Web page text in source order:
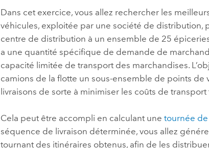
Dans cet exercice, vous allez rechercher les
véhicules, exploitée par une société de distribution,
centre de distribution à un ensemble de 25
a une quantité spécifique de demande de
capacité limitée de transport des marchandises.
camions de la flotte un sous-ensemble de points de
livraisons de sorte à minimiser les coûts de transport
Cela peut être accompli en calculant unetournée de
séquence de livraison déterminée, vous allez
tournant des itinéraires obtenus, afin de les